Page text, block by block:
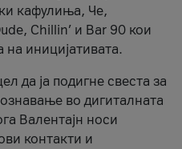
кафулиња, Че,
Chillin’ и Bar 90 кои
на иницијативата.
да ја подигне свеста за
во дигиталната
Валентајн носи
контакти и